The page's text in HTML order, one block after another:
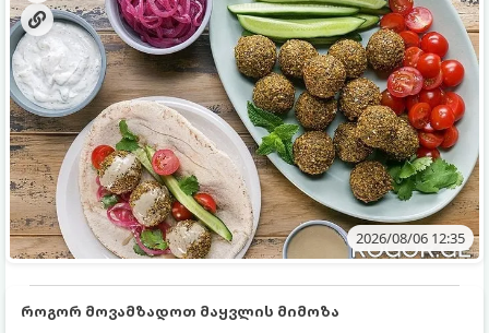
2026/08/06 12:35
როგორ მოვამზადოთ მაყვლის მიმოზა